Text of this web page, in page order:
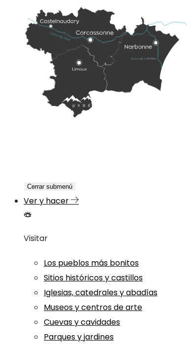
Cerrar submenú
Ver y hacer
Visitar
Los pueblos más bonitos
Sitios históricos y castillos
Iglesias, catedrales y abadías
Museos y centros de arte
Cuevas y cavidades
Parques y jardines